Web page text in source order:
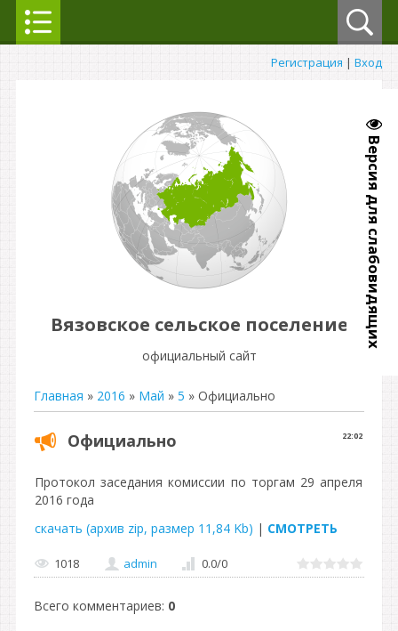
Версия для слабовидящих
Регистрация | Вход
Вязовское сельское поселение
официальный сайт
Главная » 2016 » Май » 5 » Официально
22:02
Официально
Протокол заседания комиссии по торгам 29 апреля
2016 года
скачать (архив zip, размер 11,84 Kb) | СМОТРЕТЬ
1018 admin 0.0/0
Всего комментариев: 0